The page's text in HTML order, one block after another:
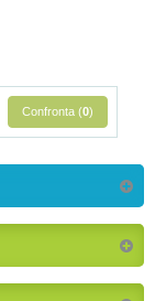
Confronta (0)